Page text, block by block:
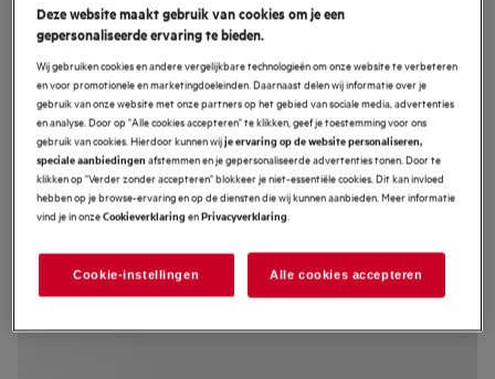
BES331010M
6000 SurroundCook® -
Heteluchtoven
4.6 (46)
EU productinformatie
Productvoordelen
Overal in de oven gelijkmatig gegaarde gerechten
Koken op meerdere niveaus - bereid gelijktijdig verschillende gerechten in
deze oven dankzij de ringweerstand
vochtigheid in de oven.
Deze website maakt gebruik van cookies om je een
gepersonaliseerde ervaring te bieden.
Wij gebruiken cookies en andere vergelijkbare technologieën om onze website te verbeteren
en voor promotionele en marketingdoeleinden. Daarnaast delen wij informatie over je
gebruik van onze website met onze partners op het gebied van sociale media, advertenties
en analyse. Door op "Alle cookies accepteren" te klikken, geef je toestemming voor ons
gebruik van cookies. Hierdoor kunnen wijje ervaring op de website personaliseren,
speciale aanbiedingen afstemmen en je gepersonaliseerde advertenties tonen. Door te
klikken op "Verder zonder accepteren" blokkeer je niet-essentiële cookies. Dit kan invloed
hebben op je browse-ervaring en op de diensten die wij kunnen aanbieden. Meer informatie
vind je in onzeCookieverklaringenPrivacyverklaring.
Cookie-instellingen Alle cookies accepteren